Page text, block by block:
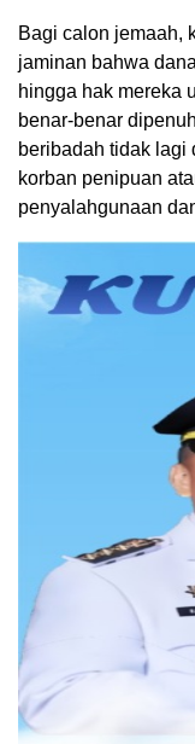
Bagi calon jemaah,
jaminan bahwa
hingga hak mereka
benar-benar
beribadah tidak lagi
korban penipuan
penyalahgunaan